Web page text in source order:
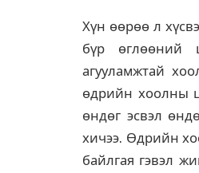
Хүн өөрөө л
бүр өглөөний
агууламжтай
өдрийн хоолны
өндөг эсвэл
хичээ. Өдрийн
байлгая гэвэл